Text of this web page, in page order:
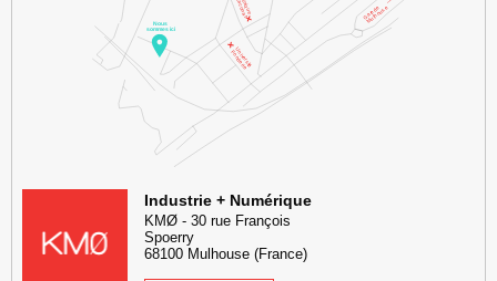
KMØ Hub d’innovation industrielle et lieu événementiel au cœur
Industrie + Numérique
KMØ- 30 rue François
Spoerry
68100 Mulhouse (France)